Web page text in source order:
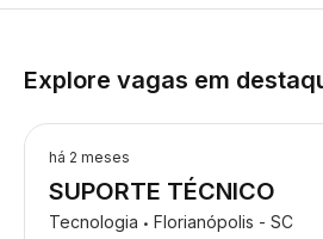
Explore vagas em
há 2 meses
SUPORTE TÉCNICO
Tecnologia • Florianópolis - SC